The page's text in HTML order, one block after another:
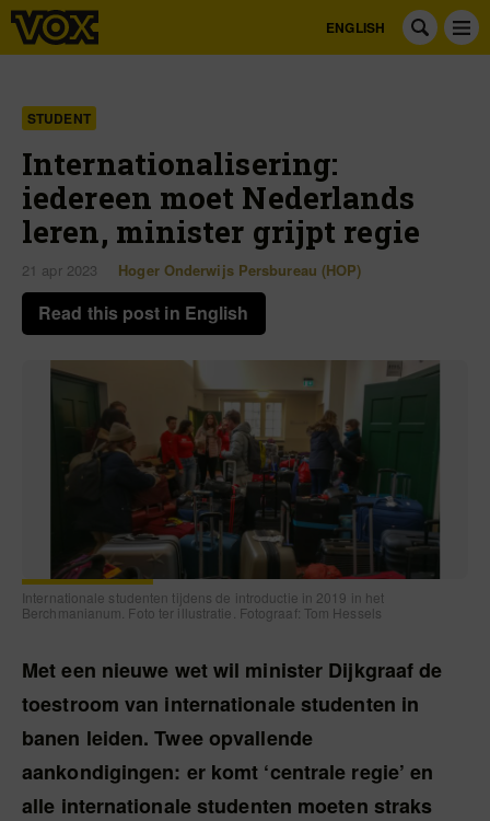
ENGLISH
STUDENT
Internationalisering:
iedereen moet Nederlands
leren, minister grijpt regie
21 apr 2023 Hoger Onderwijs Persbureau (HOP)
Read this post in English
Internationale studenten tijdens de introductie in 2019 in het
Berchmanianum. Foto ter illustratie. Fotograaf: Tom Hessels
Met een nieuwe wet wil minister Dijkgraaf de
toestroom van internationale studenten in
banen leiden. Twee opvallende
aankondigingen: er komt ‘centrale regie’ en
alle internationale studenten moeten straks